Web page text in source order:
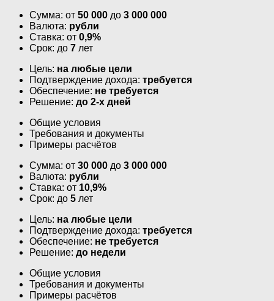
Сумма: от 50 000 до 3 000 000
Валюта: рубли
Ставка: от 0,9%
Срок: до 7 лет
Цель: на любые цели
Подтверждение дохода: требуется
Обеспечение: не требуется
Решение: до 2-х дней
Общие условия
Требования и документы
Примеры расчётов
Сумма: от 30 000 до 3 000 000
Валюта: рубли
Ставка: от 10,9%
Срок: до 5 лет
Цель: на любые цели
Подтверждение дохода: требуется
Обеспечение: не требуется
Решение: до недели
Общие условия
Требования и документы
Примеры расчётов